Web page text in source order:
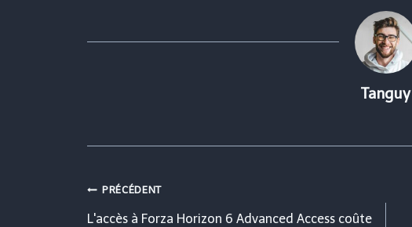
Tanguy
Navigation
PRÉCÉDENT
L'accès à Forza Horizon 6 Advanced Access coûte